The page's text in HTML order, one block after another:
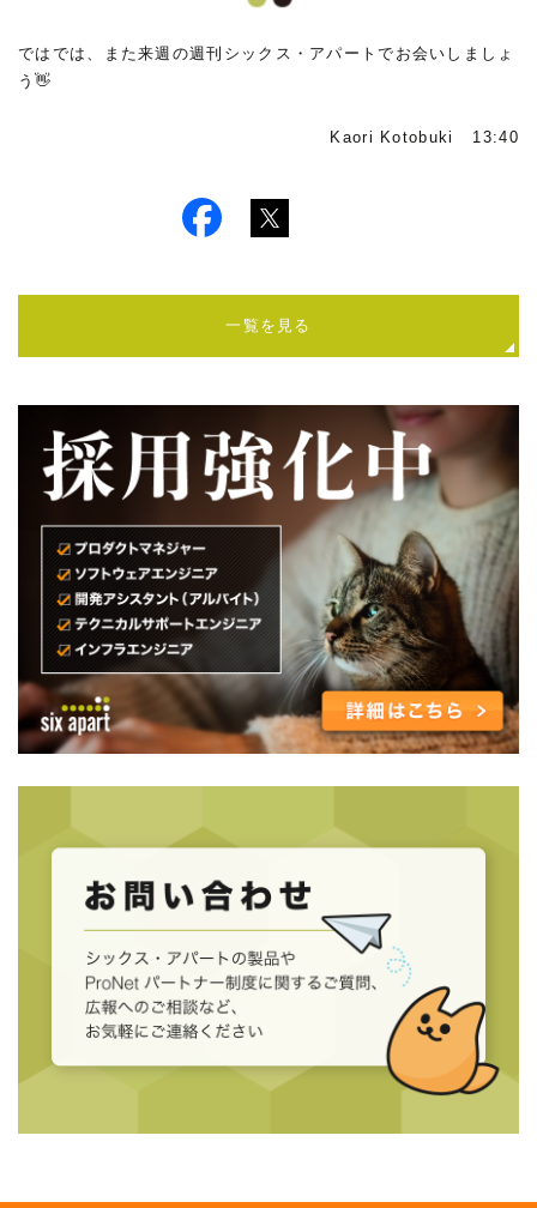
ではでは、また来週の週刊シックス・アパートでお会いしましょ
う👋
Kaori Kotobuki 13:40
一覧を見る